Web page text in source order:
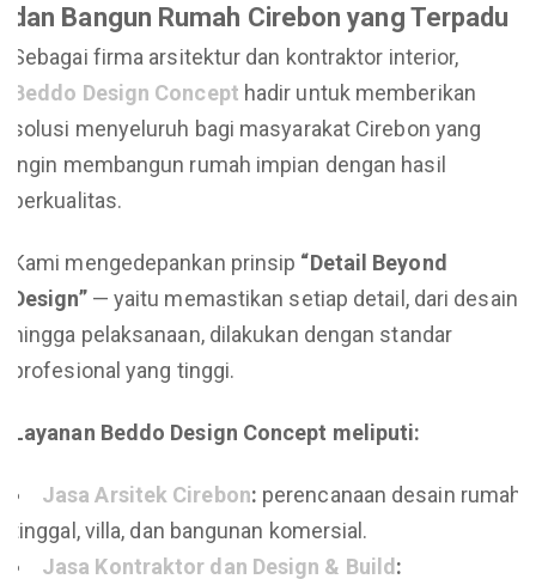
dan Bangun Rumah Cirebon yang Terpadu
Sebagai firma arsitektur dan kontraktor interior,
Beddo Design Concept hadir untuk memberikan
solusi menyeluruh bagi masyarakat Cirebon yang
ingin membangun rumah impian dengan hasil
berkualitas.
Kami mengedepankan prinsip “Detail Beyond
Design”— yaitu memastikan setiap detail, dari desain
hingga pelaksanaan, dilakukan dengan standar
profesional yang tinggi.
Layanan Beddo Design Concept meliputi:
Jasa Arsitek Cirebon: perencanaan desain rumah
tinggal, villa, dan bangunan komersial.
Jasa Kontraktor dan Design & Build :